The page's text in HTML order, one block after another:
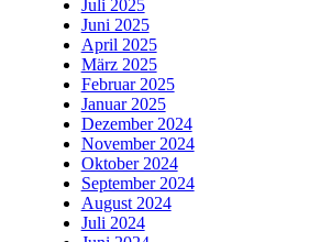
Juli 2025
Juni 2025
April 2025
März 2025
Februar 2025
Januar 2025
Dezember 2024
November 2024
Oktober 2024
September 2024
August 2024
Juli 2024